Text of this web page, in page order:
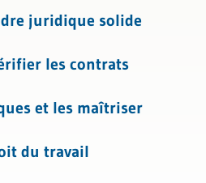
certificat de travail
Management de la santé
juridique solide
les contrats
et les maîtriser
du travail